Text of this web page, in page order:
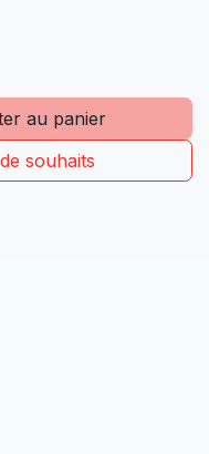
au panier
souhaits